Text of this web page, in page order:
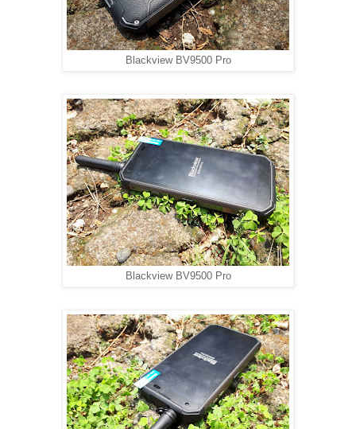
Blackview BV9500 Pro
Blackview BV9500 Pro